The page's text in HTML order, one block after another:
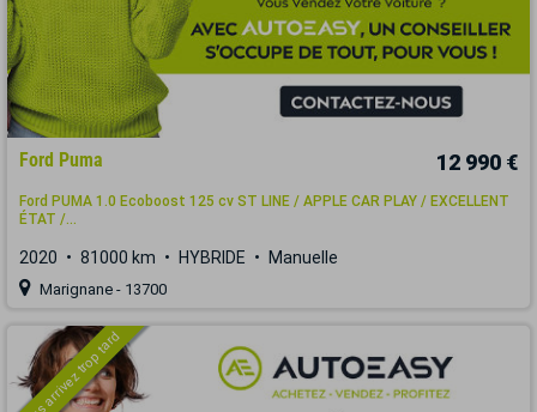
Ford Puma 12 990 €
Ford PUMA 1.0 Ecoboost 125 cv ST LINE / APPLE CAR PLAY / EXCELLENT
ÉTAT /...
2020 81000 km HYBRIDE Manuelle
Marignane - 13700
Vous arrivez trop tard